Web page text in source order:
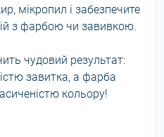
мікропил і забезпечите
з фарбою чи завивкою.
чудовий результат:
завитка, а фарба
кольору!